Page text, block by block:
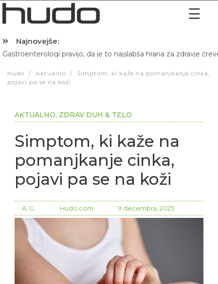
Najnovejše:
Gastroenterologi pravijo, da je to najslabša hrana za zdravje
Hudo / Aktualno /
Simptom, ki kaže na pomanjkanje cinka,
pojavi pa se na koži
AKTUALNO, ZDRAV DUH & TELO
Simptom, ki kaže na
pomanjkanje cinka,
pojavi pa se na koži
A. G. Hudo.com 9 decembra, 2025